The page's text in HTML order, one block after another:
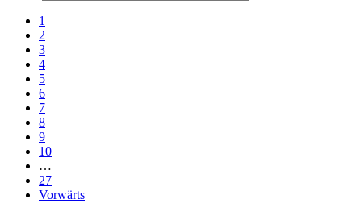
1
2
3
4
5
6
7
8
9
10
…
27
Vorwärts